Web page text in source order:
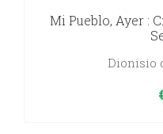
Mi Pueblo, Ayer :
Dionisio